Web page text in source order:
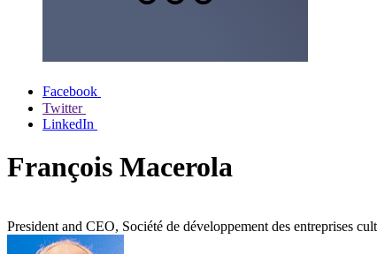
Facebook
Twitter
LinkedIn
François Macerola
President and CEO, Société de développement des entreprises